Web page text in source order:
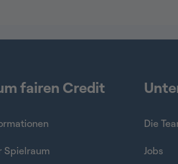
fairen Credit
Spielraum
Die
Jobs